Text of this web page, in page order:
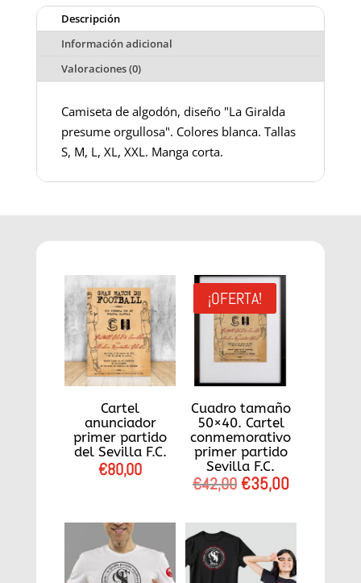
Descripción
Información adicional
Valoraciones (0)
Camiseta de algodón, diseño "La Giralda
presume orgullosa". Colores blanca. Tallas
S, M, L, XL, XXL. Manga corta.
Cartel
anunciador
primer partido
del Sevilla F.C.
€80,00
¡OFERTA!
Cuadro tamaño
50×40. Cartel
conmemorativo
primer partido
Sevilla F.C.
€42,00El
original
era:
€42,00.
€35,00El
actual
es:
€35,00.